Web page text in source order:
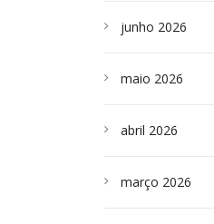
junho 2026
maio 2026
abril 2026
março 2026